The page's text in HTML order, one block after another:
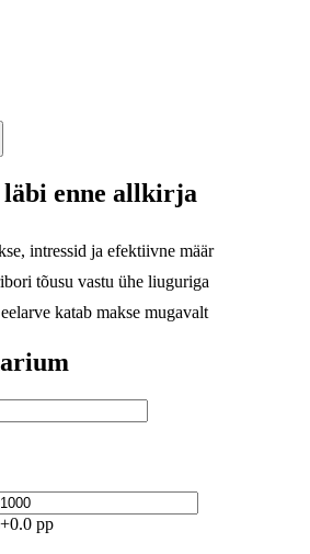
enne allkirja
intressid ja efektiivne määr
tõusu vastu ühe liuguriga
katab makse mugavalt
+0.0 pp